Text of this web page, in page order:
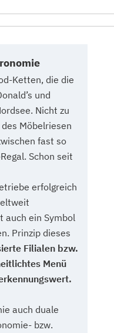
Ketten, die die
und
Nicht zu
Möbelriesen
fast so
Schon seit
erfolgreich
auch ein Symbol
Prinzip dieses
Filialen bzw.
Menü
auch duale
bzw.